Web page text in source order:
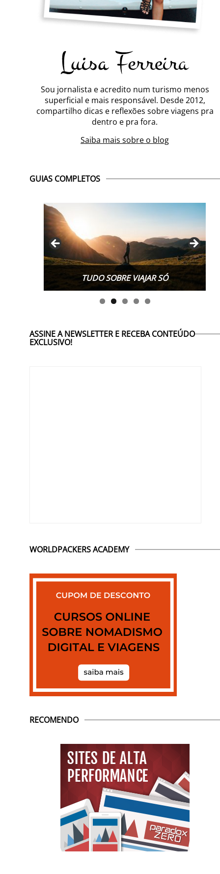
Sou jornalista e acredito num turismo menos
superficial e mais responsável. Desde 2012,
compartilho dicas e reflexões sobre viagens pra
dentro e pra fora.
Saiba mais sobre o blog
GUIAS COMPLETOS
TUDO SOBRE VIAJAR SÓ
ASSINE A NEWSLETTER E RECEBA CONTEÚDO
EXCLUSIVO!
WORLDPACKERS ACADEMY
RECOMENDO